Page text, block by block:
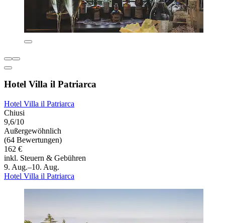
Hotel Villa il Patriarca
Hotel Villa il Patriarca
Chiusi
9,6/10
Außergewöhnlich
(64 Bewertungen)
162 €
inkl. Steuern & Gebühren
9. Aug.–10. Aug.
Hotel Villa il Patriarca